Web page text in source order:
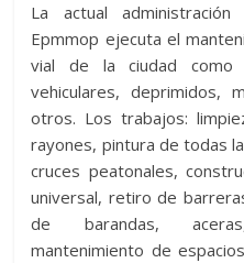
La actual
Epmmop ejecuta el
vial de la ciudad como
vehiculares, deprimidos,
otros. Los trabajos:
rayones, pintura de todas
cruces peatonales,
universal, retiro de
de barandas,
mantenimiento de